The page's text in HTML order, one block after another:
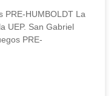
PRE-HUMBOLDT La
UEP. San Gabriel
PRE-